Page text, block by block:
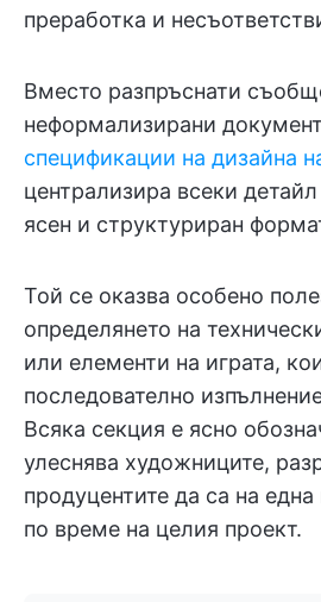
преработка и
Вместо разпръснати
неформализирани
спецификации на дизайна
централизира всеки
ясен и структуриран
Той се оказва особено
определянето на
или елементи на играта,
последователно
Всяка секция е ясно
улеснява художниците,
продуцентите да са на
по време на целия проект.